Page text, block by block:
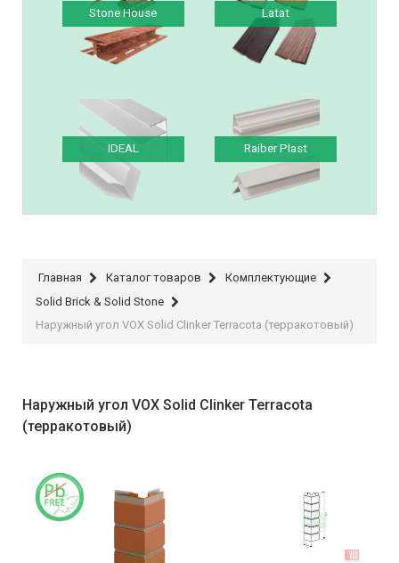
Stone House Latat
Главная Каталог товаров
Комплектующие
Solid Brick & Solid Stone
Наружный угол VOX Solid Clinker Terracota (терракотовый)
Наружный угол VOX Solid Clinker Terracota
(терракотовый)